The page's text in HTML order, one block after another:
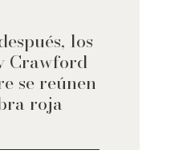
los
Crawford
se reúnen
roja